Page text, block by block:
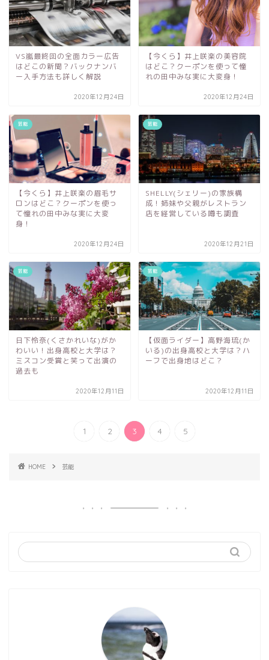
VS嵐最終回の全面カラー広告
はどこの新聞？バックナンバ
ー入手方法も詳しく解説
2020年12月24日
【今くら】井上咲楽の美容院
はどこ？クーポンを使って憧
れの田中みな実に大変身！
2020年12月24日
芸能
【今くら】井上咲楽の眉毛サ
ロンはどこ？クーポンを使っ
て憧れの田中みな実に大変
身！
2020年12月24日
芸能
SHELLY(シェリー)の家族構
成！姉妹や父親がレストラン
店を経営している噂も調査
2020年12月21日
芸能
日下怜奈(くさかれいな)がか
わいい！出身高校と大学は？
ミスコン受賞と笑って出演の
過去も
2020年12月11日
芸能
【仮面ライダー】高野海琉(か
いる)の出身高校と大学は？ハ
ーフで出身地はどこ？
2020年12月11日
1 2 3 4 5
HOME 芸能